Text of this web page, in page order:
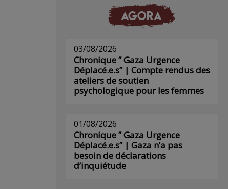
AGORA
03/08/2026
Chronique ” Gaza Urgence
Déplacé.e.s” | Compte rendus des
ateliers de soutien
psychologique pour les femmes
01/08/2026
Chronique ” Gaza Urgence
Déplacé.e.s” | Gaza n’a pas
besoin de déclarations
d’inquiétude